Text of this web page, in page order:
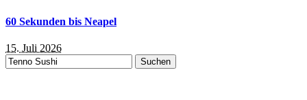
60 Sekunden bis Neapel
15. Juli 2026
Suchen
nach: